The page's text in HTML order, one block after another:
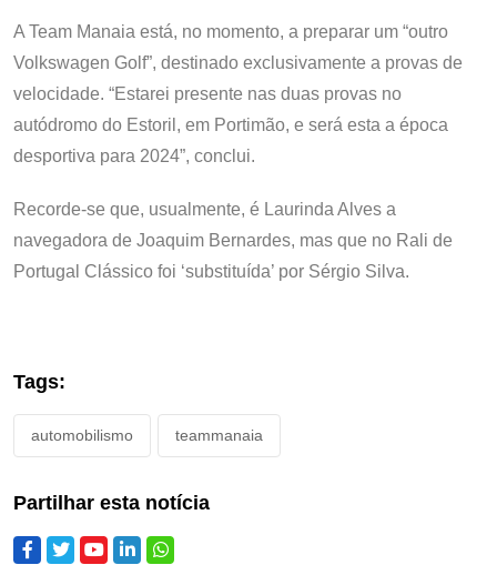
A Team Manaia está, no momento, a preparar um “outro
Volkswagen Golf”, destinado exclusivamente a provas de
velocidade. “Estarei presente nas duas provas no
autódromo do Estoril, em Portimão, e será esta a época
desportiva para 2024”, conclui.
Recorde-se que, usualmente, é Laurinda Alves a
navegadora de Joaquim Bernardes, mas que no Rali de
Portugal Clássico foi ‘substituída’ por Sérgio Silva.
Tags:
automobilismo teammanaia
Partilhar esta notícia